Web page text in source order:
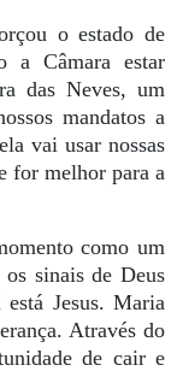
o estado de
a Câmara estar
das Neves, um
mandatos a
vai usar nossas
for melhor para a
como um
sinais de Deus
Jesus. Maria
Através do
de cair e